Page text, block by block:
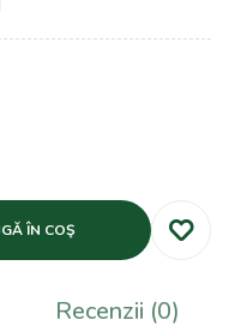
ÎN COŞ
Recenzii (0)